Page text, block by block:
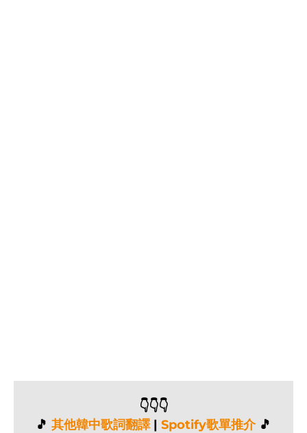
👇👇👇
🎵 其他韓中歌詞翻譯| Spotify歌單推介🎵